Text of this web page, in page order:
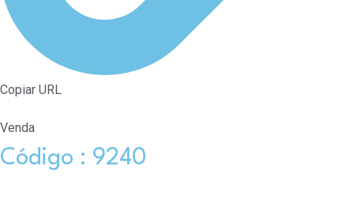
Copiar URL
Venda
Código : 9240